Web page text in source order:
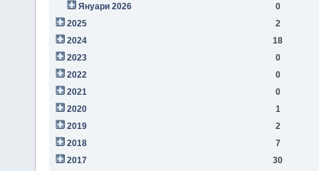
Януари 2026
0
2025
2
2024
18
2023
0
2022
0
2021
0
2020
1
2019
2
2018
7
2017
30